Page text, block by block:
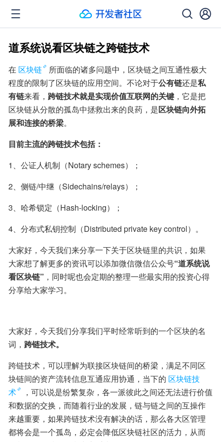
道系统说看区块链之跨链技术
在 区块链
所面临的诸多问题中，区块链之间互通性极大
程度的限制了区块链的应用空间。不论对于公有链还是私
有链来看， 跨链技术就是实现价值互联网的关键 ，它是把
区块链从分散的孤岛中拯救出来的良药，是区块链向外拓
展和连接的桥梁。
目前主流的跨链技术包括：
1、公证人机制（Notary schemes）；
2、侧链/中继（Sidechains/relays）；
3、哈希锁定（Hash-locking）；
4、分布式私钥控制（Distributed private key control）。
大家好，今天我们来分享一下关于区块链里的共识，如果
大家想了解更多的资讯可以添加微信微信公众号“道系统说
看区块链” ，同时呢也会定期的整理一些最实用的投资心得
分享给大家学习。
大家好，今天我们分享我们平时经常听到的一个区块的名
词， 跨链技术。
跨链技术，可以理解为联接区块链间的桥梁，满足不同区
块链间的资产流转信息互通应用协通，当下的 区块链技
术
，可以说是纷繁复杂，各一派彼此之间还无法进行价值
和数据的交换，而随着行业的发展，链与链之间的互操作
来越重要，如果跨链技术没有解决的话，那么各大区管理
都将会是一个孤岛，必定会降低区块链社区的活力，从而